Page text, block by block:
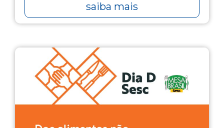
saiba mais